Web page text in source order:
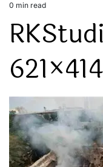
Estimated
time
0 min read